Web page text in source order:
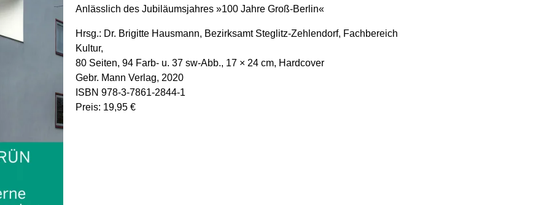
Anlässlich des Jubiläumsjahres »100 Jahre Groß-Berlin«
Hrsg.: Dr. Brigitte Hausmann, Bezirksamt Steglitz-Zehlendorf, Fachbereich
Kultur,
80 Seiten, 94 Farb- u. 37 sw-Abb., 17 × 24 cm, Hardcover
Gebr. Mann Verlag, 2020
ISBN 978-3-7861-2844-1
Preis: 19,95 €